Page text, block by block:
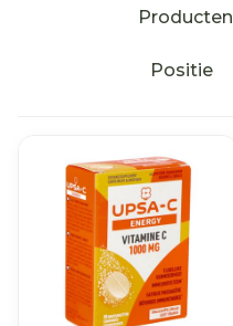
Producten
Sorteer op: